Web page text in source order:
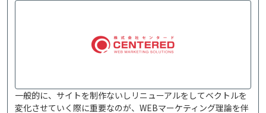
一般的に、サイトを制作ないしリニューアルをしてベクトルを
変化させていく際に重要なのが、WEBマーケティング理論を伴